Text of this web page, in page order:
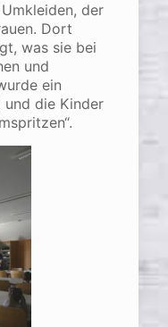
der
Dort
was sie bei
und
ein
die Kinder